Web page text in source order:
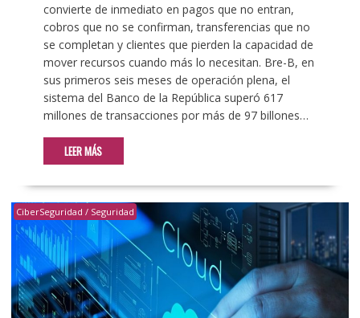
convierte de inmediato en pagos que no entran,
cobros que no se confirman, transferencias que no
se completan y clientes que pierden la capacidad de
mover recursos cuando más lo necesitan. Bre-B, en
sus primeros seis meses de operación plena, el
sistema del Banco de la República superó 617
millones de transacciones por más de 97 billones…
LEER MÁS
CiberSeguridad / Seguridad